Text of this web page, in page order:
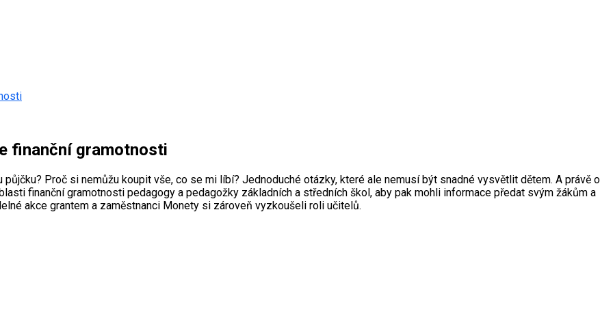
finanční gramotnosti
Proč si nemůžu koupit vše, co se mi líbí? Jednoduché otázky, které ale nemusí být snadné vysvětlit dětem. A právě o
finanční gramotnosti pedagogy a pedagožky základních a středních škol, aby pak mohli informace předat svým žákům a
akce grantem a zaměstnanci Monety si zároveň vyzkoušeli roli učitelů.